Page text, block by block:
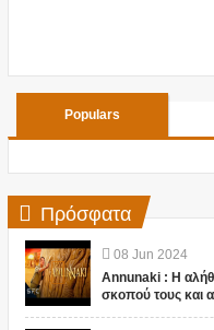
Populars
Πρόσφατα
08 Jun 2024
Annunaki : Η
σκοπού τους και